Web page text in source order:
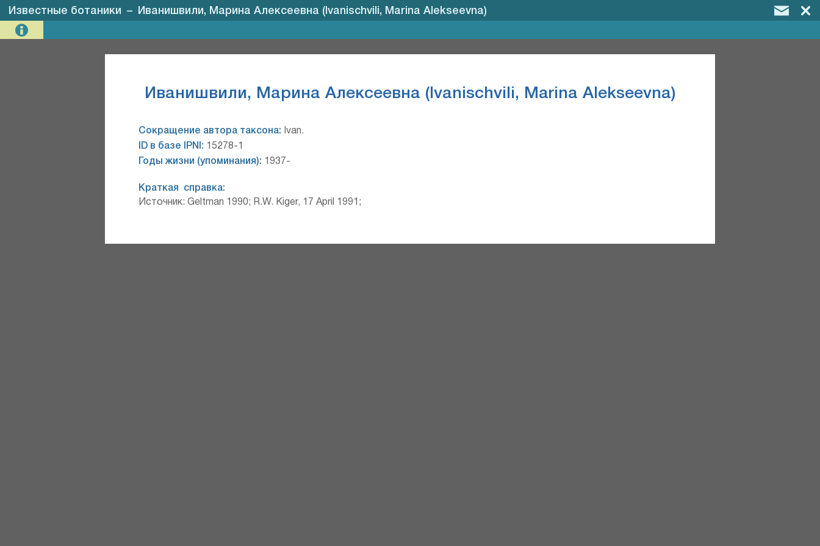
Известные ботаники – Иванишвили, Марина Алексеевна (Ivanischvili, Marina Alekseevna)
Иванишвили, Марина Алексеевна (Ivanischvili, Marina Alekseevna)
Сокращение автора таксона: Ivan.
ID в базе IPNI: 15278-1
Годы жизни (упоминания): 1937-
Краткая справка:
Источник: Geltman 1990; R.W. Kiger, 17 April 1991;